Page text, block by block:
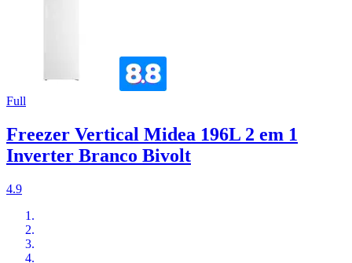
Full
Freezer Vertical Midea 196L 2 em 1
Inverter Branco Bivolt
4.9